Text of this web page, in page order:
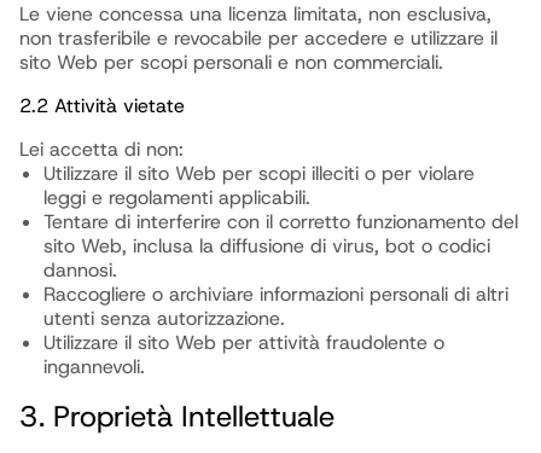
Le viene concessa una licenza limitata, non esclusiva,
non trasferibile e revocabile per accedere e utilizzare il
sito Web per scopi personali e non commerciali.
2.2 Attività vietate
Lei accetta di non:
Utilizzare il sito Web per scopi illeciti o per violare
leggi e regolamenti applicabili.
Tentare di interferire con il corretto funzionamento del
sito Web, inclusa la diffusione di virus, bot o codici
dannosi.
Raccogliere o archiviare informazioni personali di altri
utenti senza autorizzazione.
Utilizzare il sito Web per attività fraudolente o
ingannevoli.
3. Proprietà Intellettuale